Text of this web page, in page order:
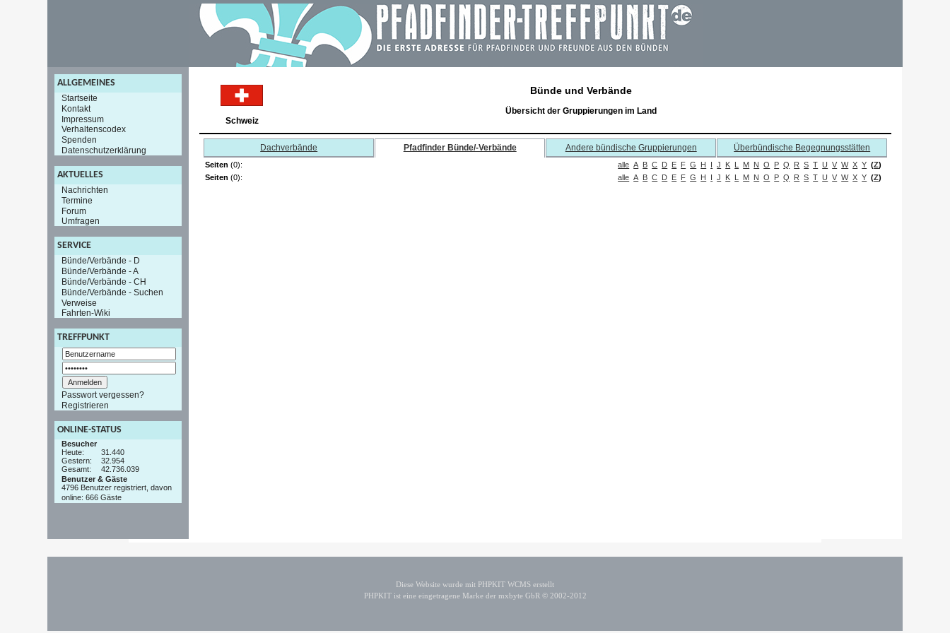
ALLGEMEINES
Startseite
Kontakt
Impressum
Verhaltenscodex
Spenden
Datenschutzerklärung
AKTUELLES
Nachrichten
Termine
Forum
Umfragen
SERVICE
Bünde/Verbände - D
Bünde/Verbände - A
Bünde/Verbände - CH
Bünde/Verbände - Suchen
Verweise
Fahrten-Wiki
TREFFPUNKT
Passwort vergessen?
Registrieren
ONLINE-STATUS
Besucher
Heute:
31.440
Gestern:
32.954
Gesamt:
42.736.039
Benutzer & Gäste
4796 Benutzer registriert, davon
online: 666 Gäste
Schweiz
Bünde und Verbände
Übersicht der Gruppierungen im Land
Dachverbände Pfadfinder Bünde/-Verbände Andere bündische Gruppierungen Überbündische Begegnungsstätten
Seiten (0): alle A B C D E F G H I J K L M N O P Q R S T U V W X Y (Z)
Seiten (0): alle A B C D E F G H I J K L M N O P Q R S T U V W X Y (Z)
Diese Website wurde mit PHPKIT WCMS erstellt
PHPKIT ist eine eingetragene Marke der mxbyte GbR © 2002-2012